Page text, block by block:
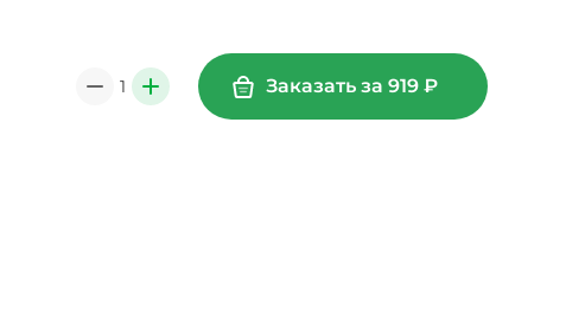
1 + Заказать за 919 ₽